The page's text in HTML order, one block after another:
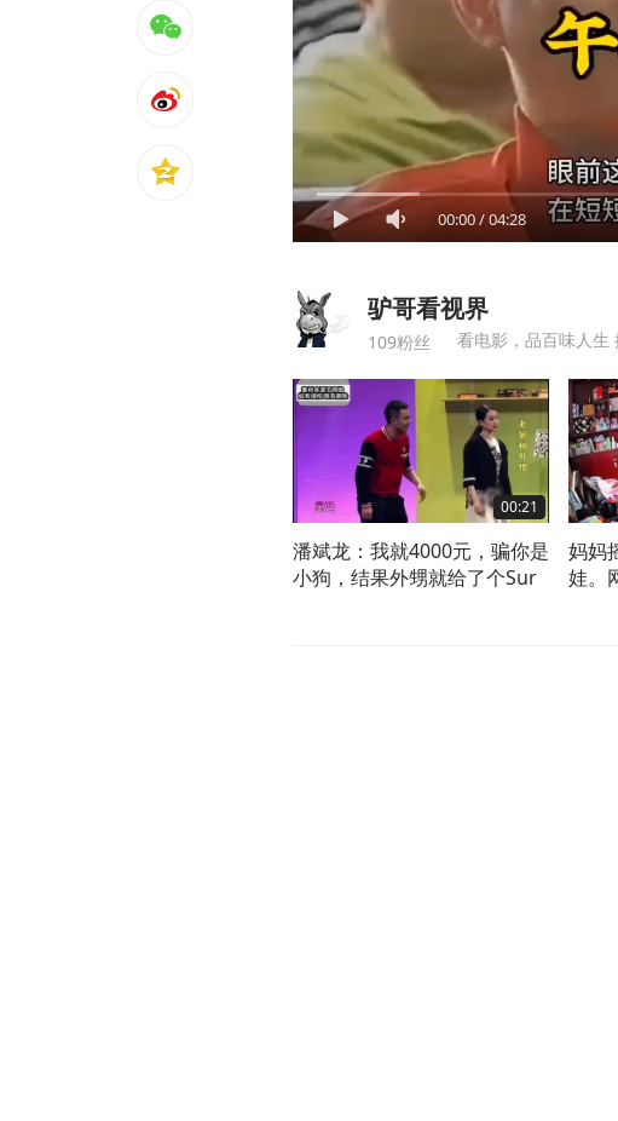
00:00/04:28
驴哥看视界
109粉丝 看电影，品百味人生
00:21
潘斌龙：我就4000元，骗你是
小狗，结果外甥就给了个Sur
妈妈
娃。